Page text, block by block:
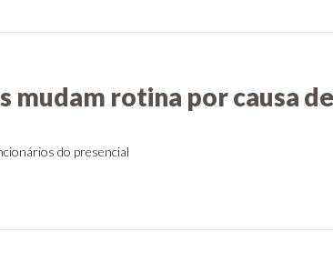
mudam rotina por causa
do presencial